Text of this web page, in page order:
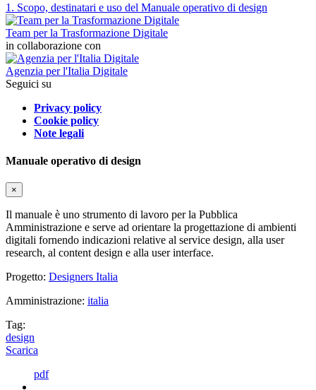
1. Scopo, destinatari e uso del Manuale operativo di design
Team per la Trasformazione Digitale
in collaborazione con
Agenzia per l'Italia Digitale
Seguici su
Privacy policy
Cookie policy
Note legali
Manuale operativo di design
×
Il manuale è uno strumento di lavoro per la Pubblica
Amministrazione e serve ad orientare la progettazione di ambienti
digitali fornendo indicazioni relative al service design, alla user
research, al content design e alla user interface.
Progetto: Designers Italia
Amministrazione: italia
Tag:
design
Scarica
pdf